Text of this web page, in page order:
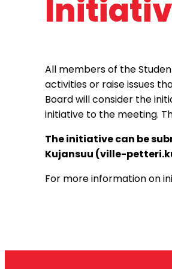
All members of the
activities or raise issues
Board will consider the
initiative to the meeting.
The initiative can be
Kujansuu (ville-
For more information on